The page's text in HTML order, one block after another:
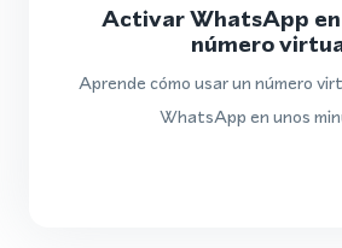
Activar WhatsApp
número
Aprende cómo usar un número
WhatsApp en unos